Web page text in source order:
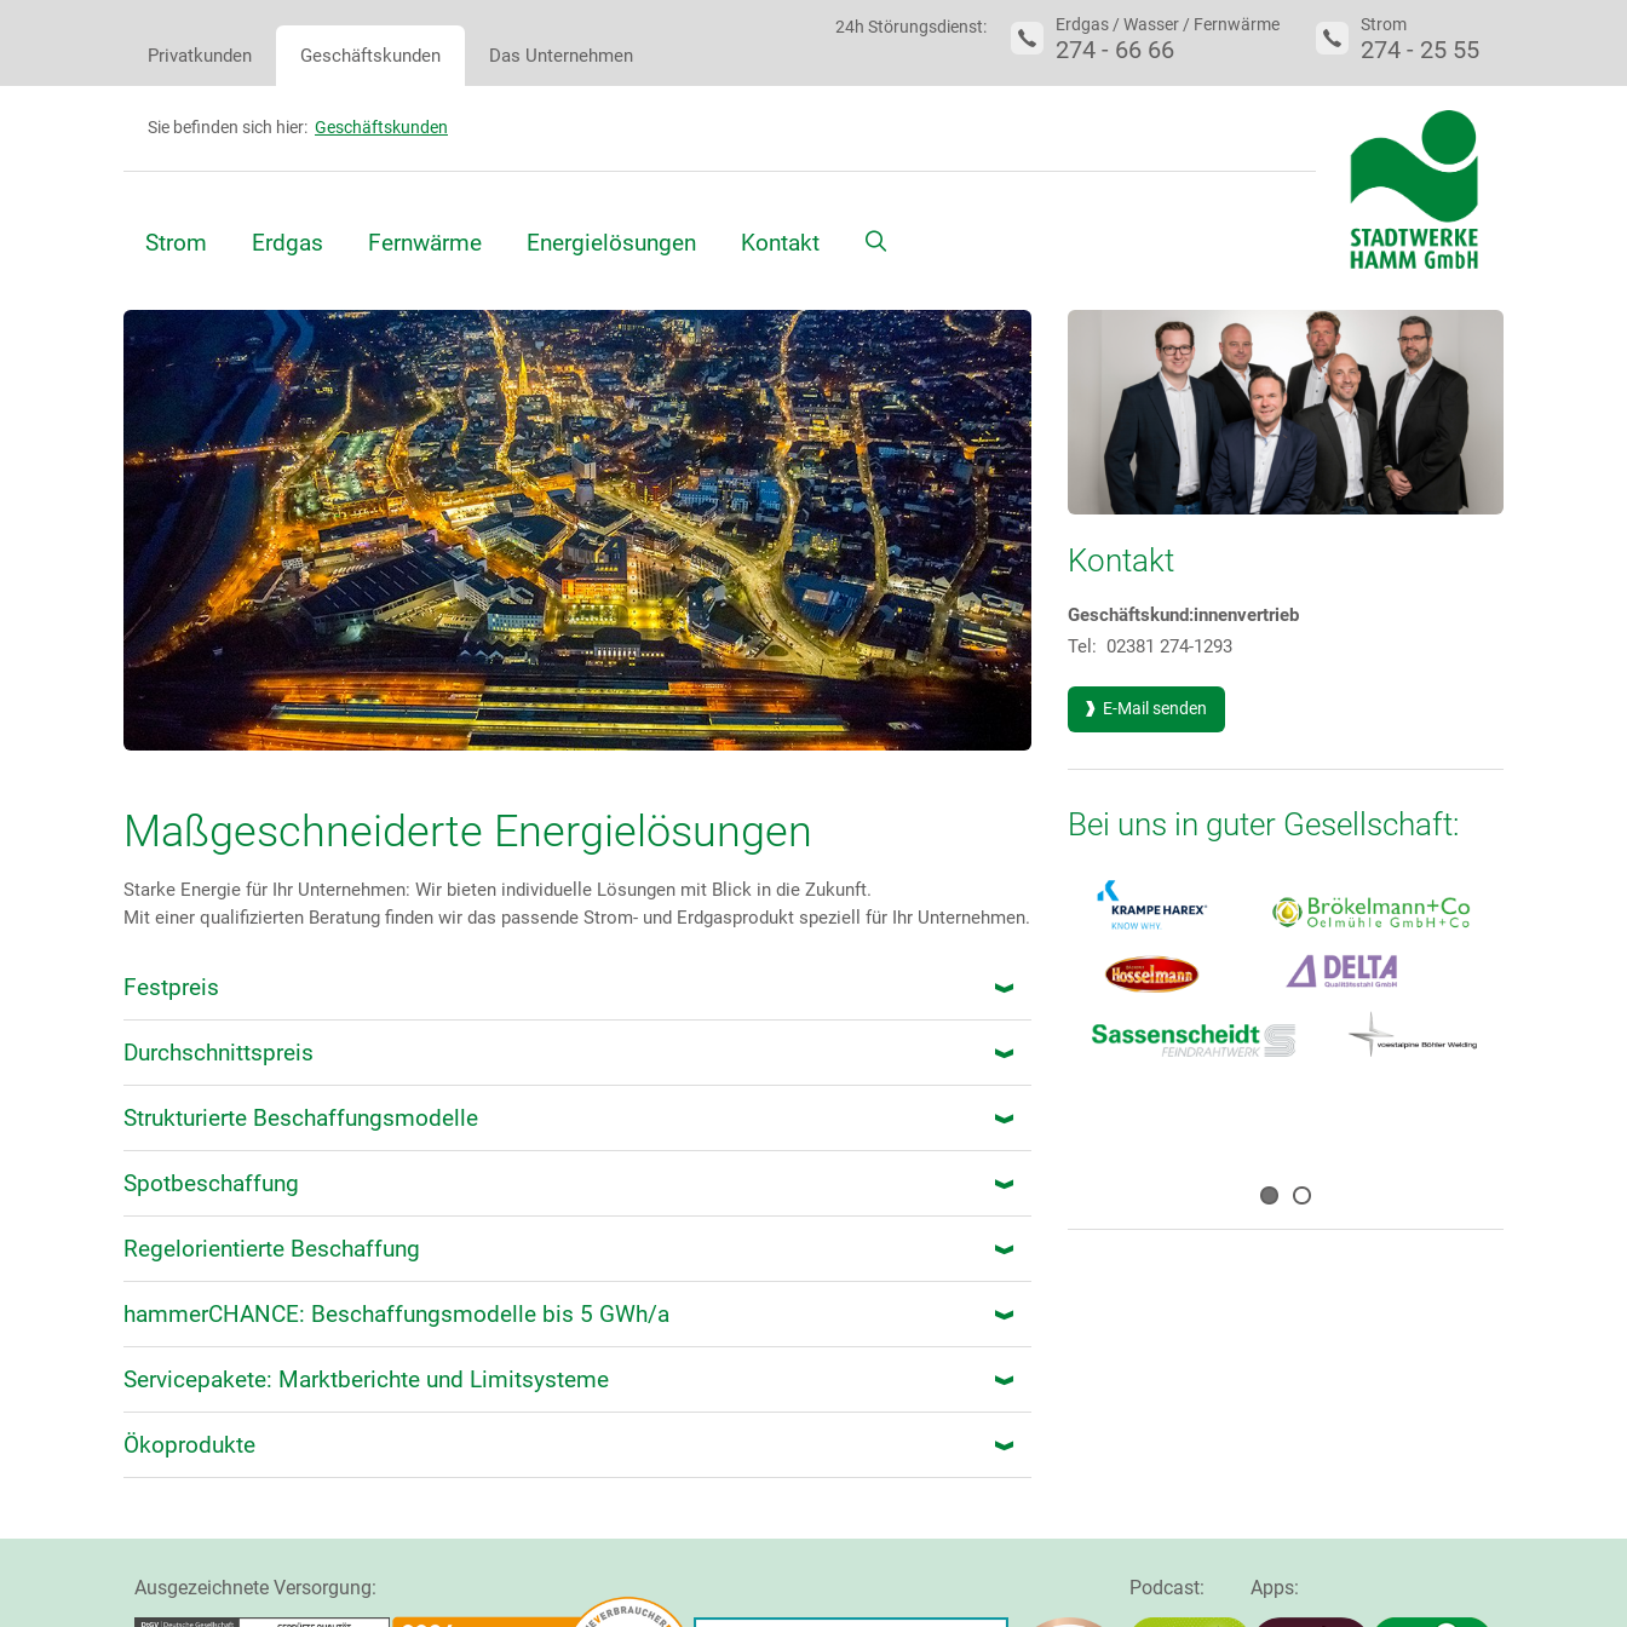
Privatkunden Geschäftskunden Das Unternehmen
24h Störungsdienst: Erdgas / Wasser / Fernwärme
274 - 66 66
Strom
274 - 25 55
Sie befinden sich hier: Geschäftskunden
Strom Erdgas Fernwärme Energielösungen Kontakt Suche
Maßgeschneiderte Energielösungen
Starke Energie für Ihr Unternehmen: Wir bieten individuelle Lösungen mit Blick in die Zukunft.
Mit einer qualifizierten Beratung finden wir das passende Strom- und Erdgasprodukt speziell für Ihr Unternehmen.
Festpreis
Durchschnittspreis
Strukturierte Beschaffungsmodelle
Spotbeschaffung
Regelorientierte Beschaffung
hammerCHANCE: Beschaffungsmodelle bis 5 GWh/a
Servicepakete: Marktberichte und Limitsysteme
Ökoprodukte
Kontakt
Geschäftskund:innenvertrieb
Tel: 02381 274-1293
E-Mail senden
Bei uns in guter Gellschaft: Bei uns in guter Gesellschaft:
Ausgezeichnete Versorgung: Podcast: Apps: